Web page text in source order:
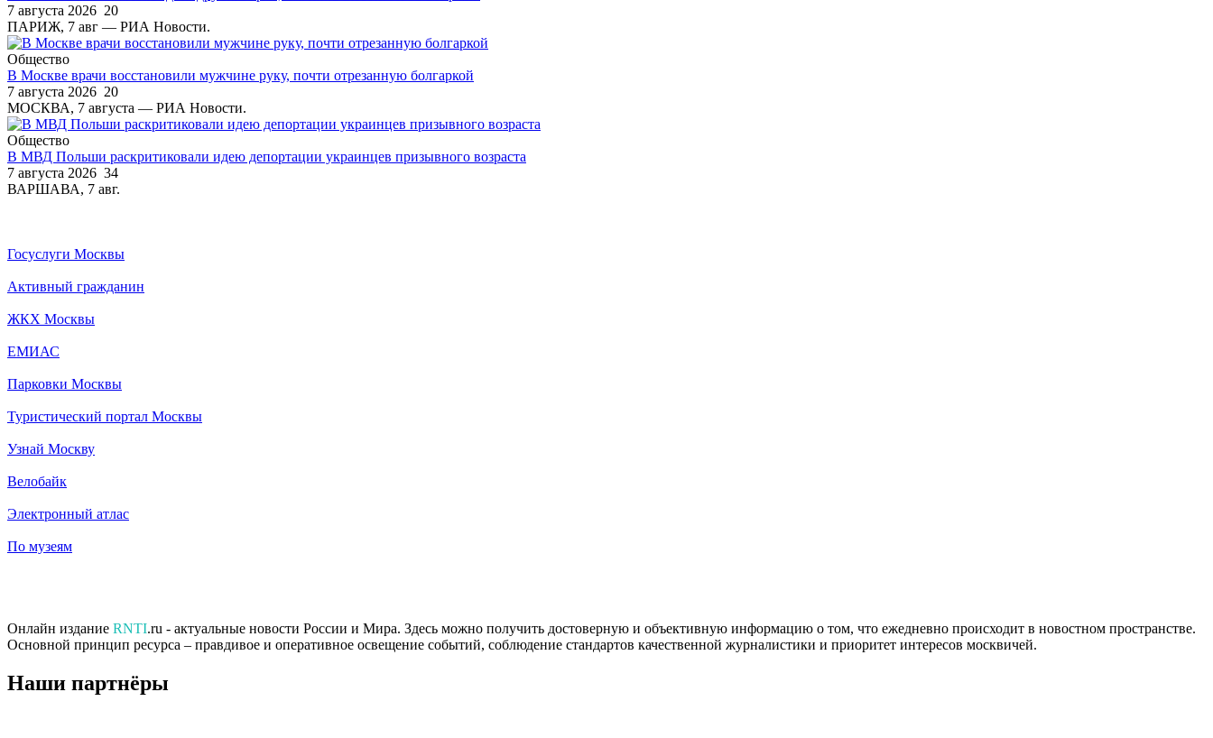
7 августа 2026 20
ПАРИЖ, 7 авг — РИА Новости.
Общество
В Москве врачи восстановили мужчине руку, почти отрезанную болгаркой
7 августа 2026 20
МОСКВА, 7 августа — РИА Новости.
Общество
В МВД Польши раскритиковали идею депортации украинцев призывного возраста
7 августа 2026 34
ВАРШАВА, 7 авг.
Госуслуги Москвы
Активный гражданин
ЖКХ Москвы
ЕМИАС
Парковки Москвы
Туристический портал Москвы
Узнай Москву
Велобайк
Электронный атлас
По музеям
Онлайн издание RNTI.ru - актуальные новости России и Мира. Здесь можно получить достоверную и объективную информацию о том, что ежедневно происходит в новостном пространстве.
Основной принцип ресурса – правдивое и оперативное освещение событий, соблюдение стандартов качественной журналистики и приоритет интересов москвичей.
Наши партнёры